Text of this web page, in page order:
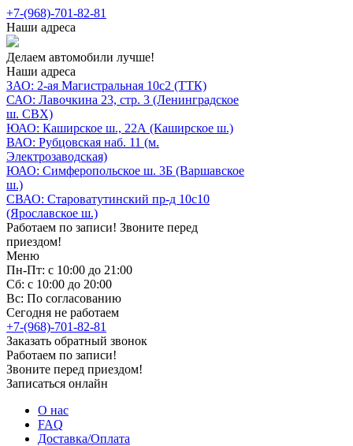
+7-(968)-701-82-81
Наши адреса
Делаем автомобили лучше!
Наши адреса
ЗАО: 2-ая Магистральная 10с2 (ТТК)
САО: Лавочкина 23, стр. 3 (Ленинградское
ш. СВХ)
ЮАО: Каширское ш., 22А (Каширское ш.)
ВАО: Рубцовская наб. 11 (м.
Электрозаводская)
ЮАО: Симферопольское ш. 3Б (Варшавское
ш.)
СВАО: Староватутинский пр-д 10с10
(Ярославское ш.)
Работаем по записи! Звоните перед
приездом!
Меню
Пн-Пт: с 10:00 до 21:00
Сб: с 10:00 до 20:00
Вс: По согласованию
Сегодня не работаем
+7-(968)-701-82-81
Заказать обратный звонок
Работаем по записи!
Звоните перед приездом!
Записаться онлайн
О нас
FAQ
Доставка/Оплата